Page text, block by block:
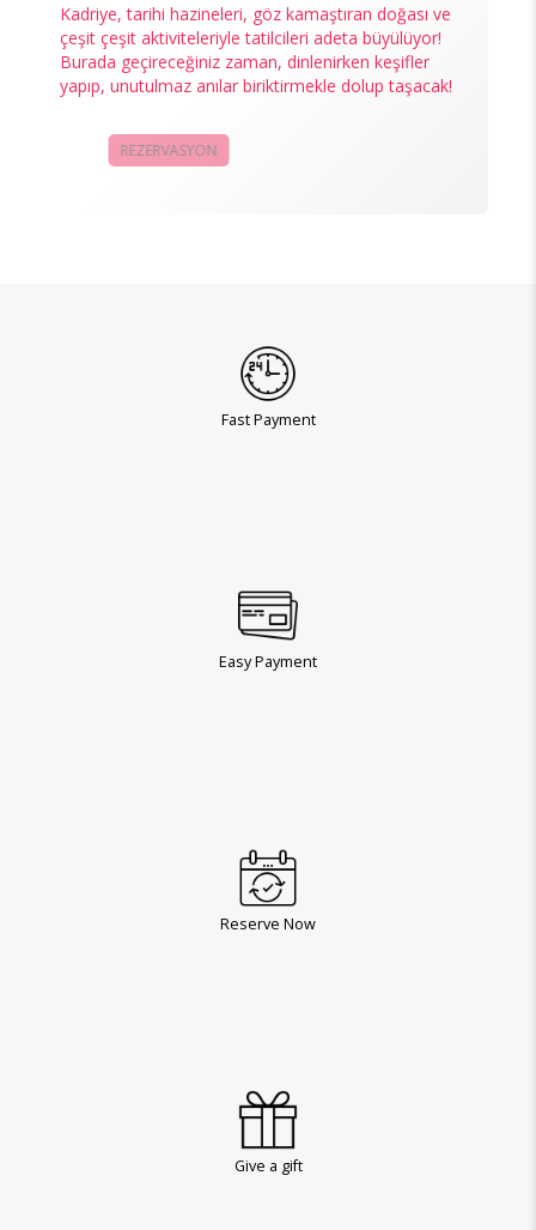
Kadriye, tarihi hazineleri, göz kamaştıran doğası ve
çeşit çeşit aktiviteleriyle tatilcileri adeta büyülüyor!
Burada geçireceğiniz zaman, dinlenirken keşifler
yapıp, unutulmaz anılar biriktirmekle dolup taşacak!
REZERVASYON
Fast Payment
Easy Payment
Reserve Now
Give a gift